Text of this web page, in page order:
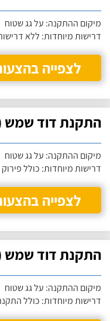
מיקום ההתקנה: על גג שטוח
דרישות מיוחדות: ללא
לצפייה
התקנת דוד שמש (ללא
מיקום ההתקנה: על גג שטוח
דרישות מיוחדות: כולל פירוק
לצפייה
התקנת דוד שמש (ללא
מיקום ההתקנה: על גג שטוח
דרישות מיוחדות: כולל